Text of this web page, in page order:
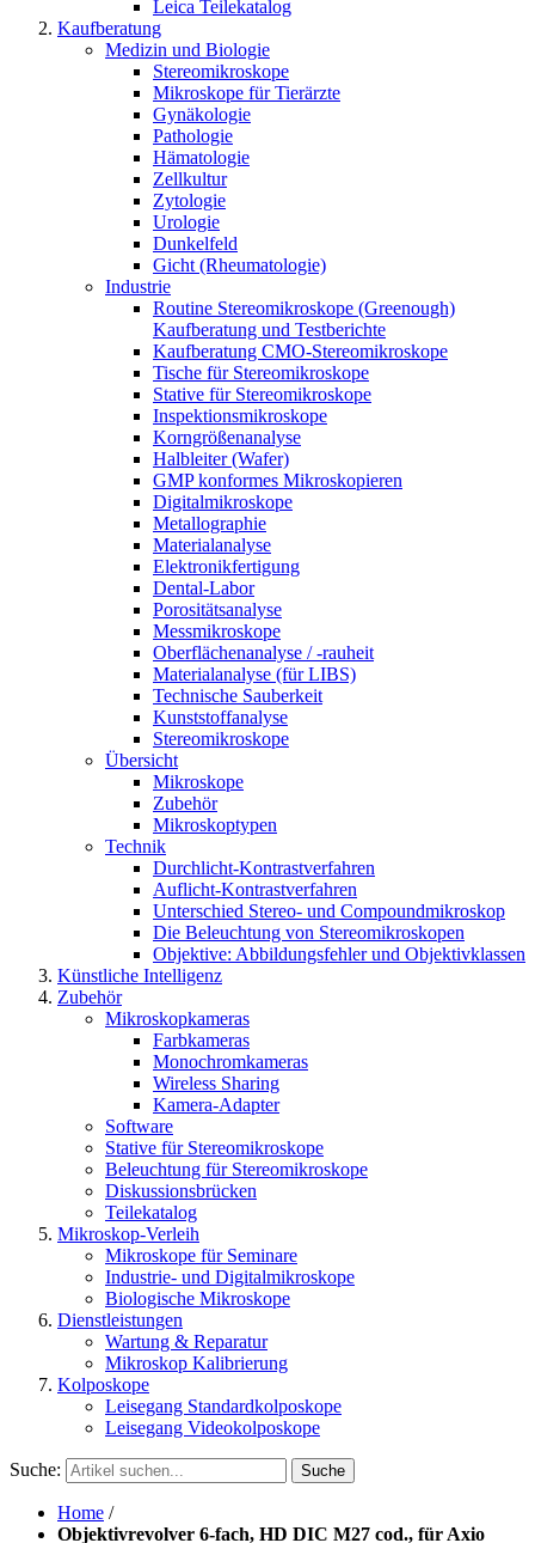
Leica Teilekatalog
Kaufberatung
Medizin und Biologie
Stereomikroskope
Mikroskope für Tierärzte
Gynäkologie
Pathologie
Hämatologie
Zellkultur
Zytologie
Urologie
Dunkelfeld
Gicht (Rheumatologie)
Industrie
Routine Stereomikroskope (Greenough)
Kaufberatung und Testberichte
Kaufberatung CMO-Stereomikroskope
Tische für Stereomikroskope
Stative für Stereomikroskope
Inspektionsmikroskope
Korngrößenanalyse
Halbleiter (Wafer)
GMP konformes Mikroskopieren
Digitalmikroskope
Metallographie
Materialanalyse
Elektronikfertigung
Dental-Labor
Porositätsanalyse
Messmikroskope
Oberflächenanalyse / -rauheit
Materialanalyse (für LIBS)
Technische Sauberkeit
Kunststoffanalyse
Stereomikroskope
Übersicht
Mikroskope
Zubehör
Mikroskoptypen
Technik
Durchlicht-Kontrastverfahren
Auflicht-Kontrastverfahren
Unterschied Stereo- und Compoundmikroskop
Die Beleuchtung von Stereomikroskopen
Objektive: Abbildungsfehler und Objektivklassen
Künstliche Intelligenz
Zubehör
Mikroskopkameras
Farbkameras
Monochromkameras
Wireless Sharing
Kamera-Adapter
Software
Stative für Stereomikroskope
Beleuchtung für Stereomikroskope
Diskussionsbrücken
Teilekatalog
Mikroskop-Verleih
Mikroskope für Seminare
Industrie- und Digitalmikroskope
Biologische Mikroskope
Dienstleistungen
Wartung & Reparatur
Mikroskop Kalibrierung
Kolposkope
Leisegang Standardkolposkope
Leisegang Videokolposkope
Suche: Suche
Home /
Objektivrevolver 6-fach, HD DIC M27 cod., für Axio